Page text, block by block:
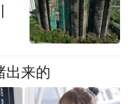
：张文竹
的视频、图片或音
风号”用户上传并发
出来的